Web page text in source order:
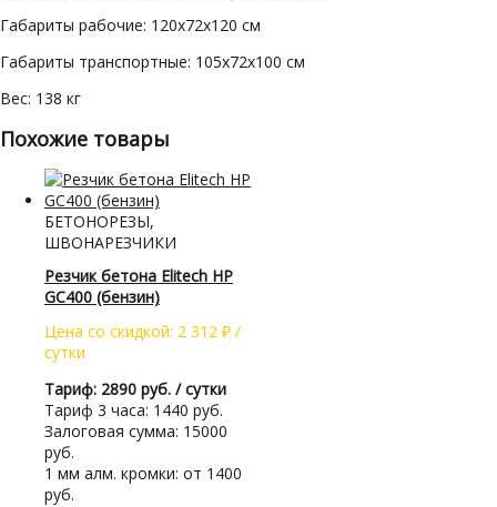
Габариты рабочие: 120x72x120 см
Габариты транспортные: 105x72x100 см
Вес: 138 кг
Похожие товары
БЕТОНОРЕЗЫ,
ШВОНАРЕЗЧИКИ
Резчик бетона Elitech HP
GC400 (бензин)
Цена со скидкой: 2 312 ₽ /
сутки
Тариф: 2890 руб. / сутки
Тариф 3 часа: 1440 руб.
Залоговая сумма: 15000
руб.
1 мм алм. кромки: от 1400
руб.